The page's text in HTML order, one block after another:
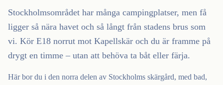
Stockholmsområdet har många campingplatser, men få
ligger så nära havet och så långt från stadens brus som
vi. Kör E18 norrut mot Kapellskär och du är framme på
drygt en timme – utan att behöva ta båt eller färja.
Här bor du i den norra delen av Stockholms skärgård, med bad,